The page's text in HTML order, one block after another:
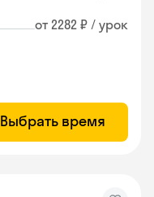
от 2282 ₽ / урок
Выбрать время